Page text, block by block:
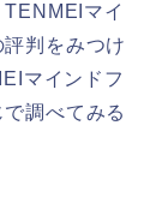
マイ
判をみつけ
マインドフ
調べてみる